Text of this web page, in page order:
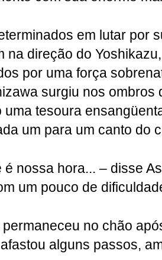
em lutar por
na direção do
por uma força
surgiu nos ombros
uma tesoura
um para um canto do
é nossa hora... – disse
um pouco de
no chão
alguns passos,